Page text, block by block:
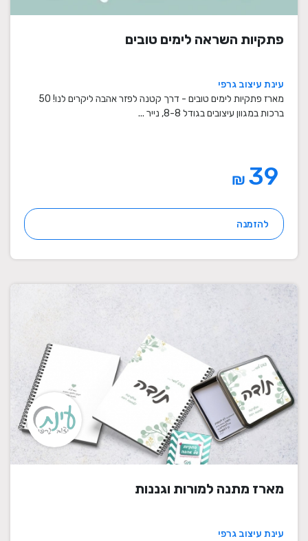
פתקיות השראה לימים טובים
עינת עיצוב גרפי
מארז פתקיות לימים טובים - דרך קטנה לפזר אהבה ליקרים לנו! 50
ברכות במגוון עיצובים בגודל 8-8, נייר ...
₪
להזמנה
מארז מתנה למורות וגננות
עינת עיצוב גרפי